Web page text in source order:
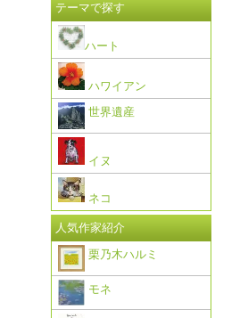
テーマで探す
ハート
ハワイアン
世界遺産
イヌ
ネコ
人気作家紹介
栗乃木ハルミ
モネ